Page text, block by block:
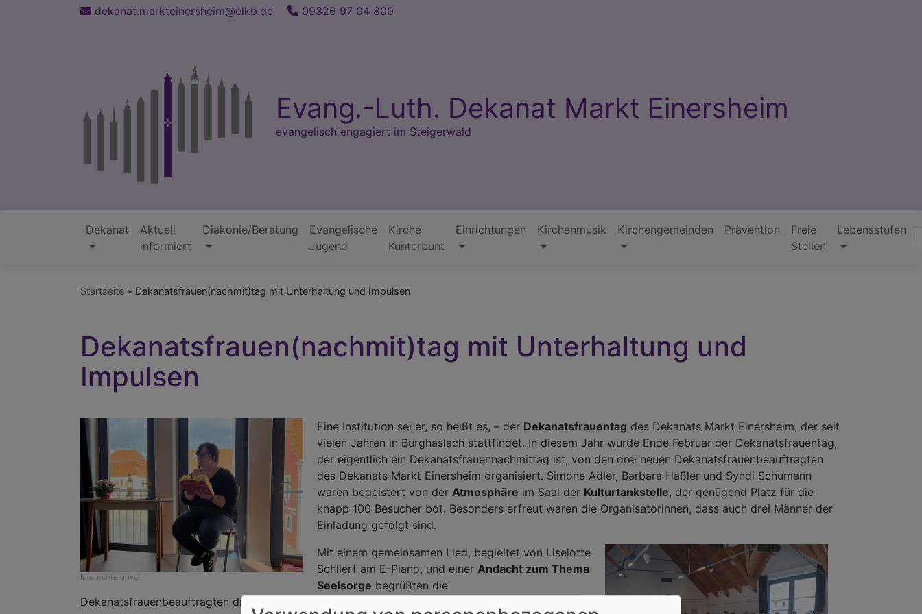
dekanat.markteinersheim@elkb.de 09326 97 04 800
Evang.-Luth. Dekanat Markt Einersheim
evangelisch engagiert im Steigerwald
Hauptnavigation
Dekanat
Aktuell
informiert
Diakonie/Beratung
Evangelische
Jugend
Kirche
Kunterbunt
Einrichtungen Kirchenmusik Kirchengemeinden Prävention
Freie
Stellen
Lebensstufen
Startseite Dekanatsfrauen(nachmit)tag mit Unterhaltung und Impulsen
Dekanatsfrauen(nachmit)tag mit Unterhaltung und
Impulsen
Bildrechte privat
Eine Institution sei er, so heißt es, – der Dekanatsfrauentag des Dekanats Markt Einersheim, der seit
vielen Jahren in Burghaslach stattfindet. In diesem Jahr wurde Ende Februar der Dekanatsfrauentag,
der eigentlich ein Dekanatsfrauennachmittag ist, von den drei neuen Dekanatsfrauenbeauftragten
des Dekanats Markt Einersheim organisiert. Simone Adler, Barbara Haßler und Syndi Schumann
waren begeistert von der Atmosphäre im Saal der Kulturtankstelle, der genügend Platz für die
knapp 100 Besucher bot. Besonders erfreut waren die Organisatorinnen, dass auch drei Männer der
Einladung gefolgt sind.
Mit einem gemeinsamen Lied, begleitet von Liselotte
Schlierf am E-Piano, und einer Andacht zum Thema
Seelsorge begrüßten die
Dekanatsfrauenbeauftragten die Gäste. In ihrer Andacht gingen die Rednerinnen auf die